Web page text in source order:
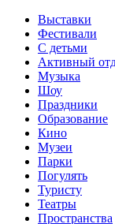
Выставки
Фестивали
С детьми
Активный
Музыка
Шоу
Праздники
Образование
Кино
Музеи
Парки
Погулять
Туристу
Театры
Пространства